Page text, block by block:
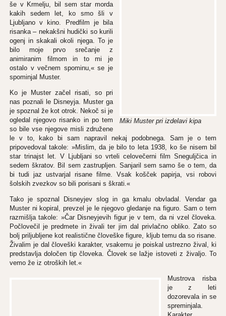
Miki Muster pri izdelavi kipa
še v Krmelju, bil sem star morda
kakih sedem let, ko smo šli v
Ljubljano v kino. Predfilm je bila
risanka – nekakšni hudički so kurili
ogenj in skakali okoli njega. To je
bilo moje prvo srečanje z
animiranim filmom in to mi je
ostalo v večnem spominu,« se je
spominjal Muster.
Ko je Muster začel risati, so pri
nas poznali le Disneyja. Muster ga
je spoznal že kot otrok. Nekoč si je
ogledal njegovo risanko in po tem
so bile vse njegove misli združene
le v to, kako bi sam napravil nekaj podobnega. Sam je o tem
pripovedoval takole: »Mislim, da je bilo to leta 1938, ko še nisem bil
star trinajst let. V Ljubljani so vrteli celovečerni film Sneguljčica in
sedem škratov. Bil sem zastrupljen. Sanjaril sem samo še o tem, da
bi tudi jaz ustvarjal risane filme. Vsak košček papirja, vsi robovi
šolskih zvezkov so bili porisani s škrati.«
Tako je spoznal Disneyjev slog in ga kmalu obvladal. Vendar ga
Muster ni kopiral, prevzel je le njegovo gledanje na figuro. Sam o tem
razmišlja takole: »Čar Disneyjevih figur je v tem, da ni vzel človeka.
Počlovečil je predmete in živali ter jim dal privlačno obliko. Zato so
bolj priljubljene kot realistične človeške figure, kljub temu da so risane.
Živalim je dal človeški karakter, vsakemu je poiskal ustrezno žival, ki
predstavlja določen tip človeka. Človek se lažje istoveti z živaljo. To
vemo že iz otroških let.«
Mustrova risba
je z leti
dozorevala in se
spreminjala.